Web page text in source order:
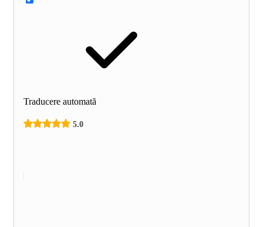
Traducere automată
5.0